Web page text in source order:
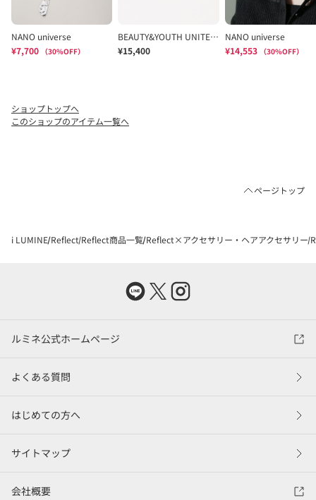
ショップトップへ
このショップのアイテム一覧へ
ページトップ
i LUMINE Reflect Reflect商品一覧 Reflect×アクセサリー・ヘアアクセサリー
ルミネ公式ホームページ
よくある質問
はじめての方へ
サイトマップ
会社概要